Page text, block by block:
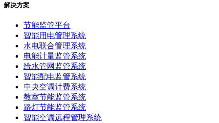
解决方案
节能监管平台
智能用电管理系统
水电联合管理系统
电能计量监管系统
给水管网监管系统
智能配电监管系统
中央空调计费系统
教室节能监管系统
路灯节能监管系统
智能空调远程管理系统